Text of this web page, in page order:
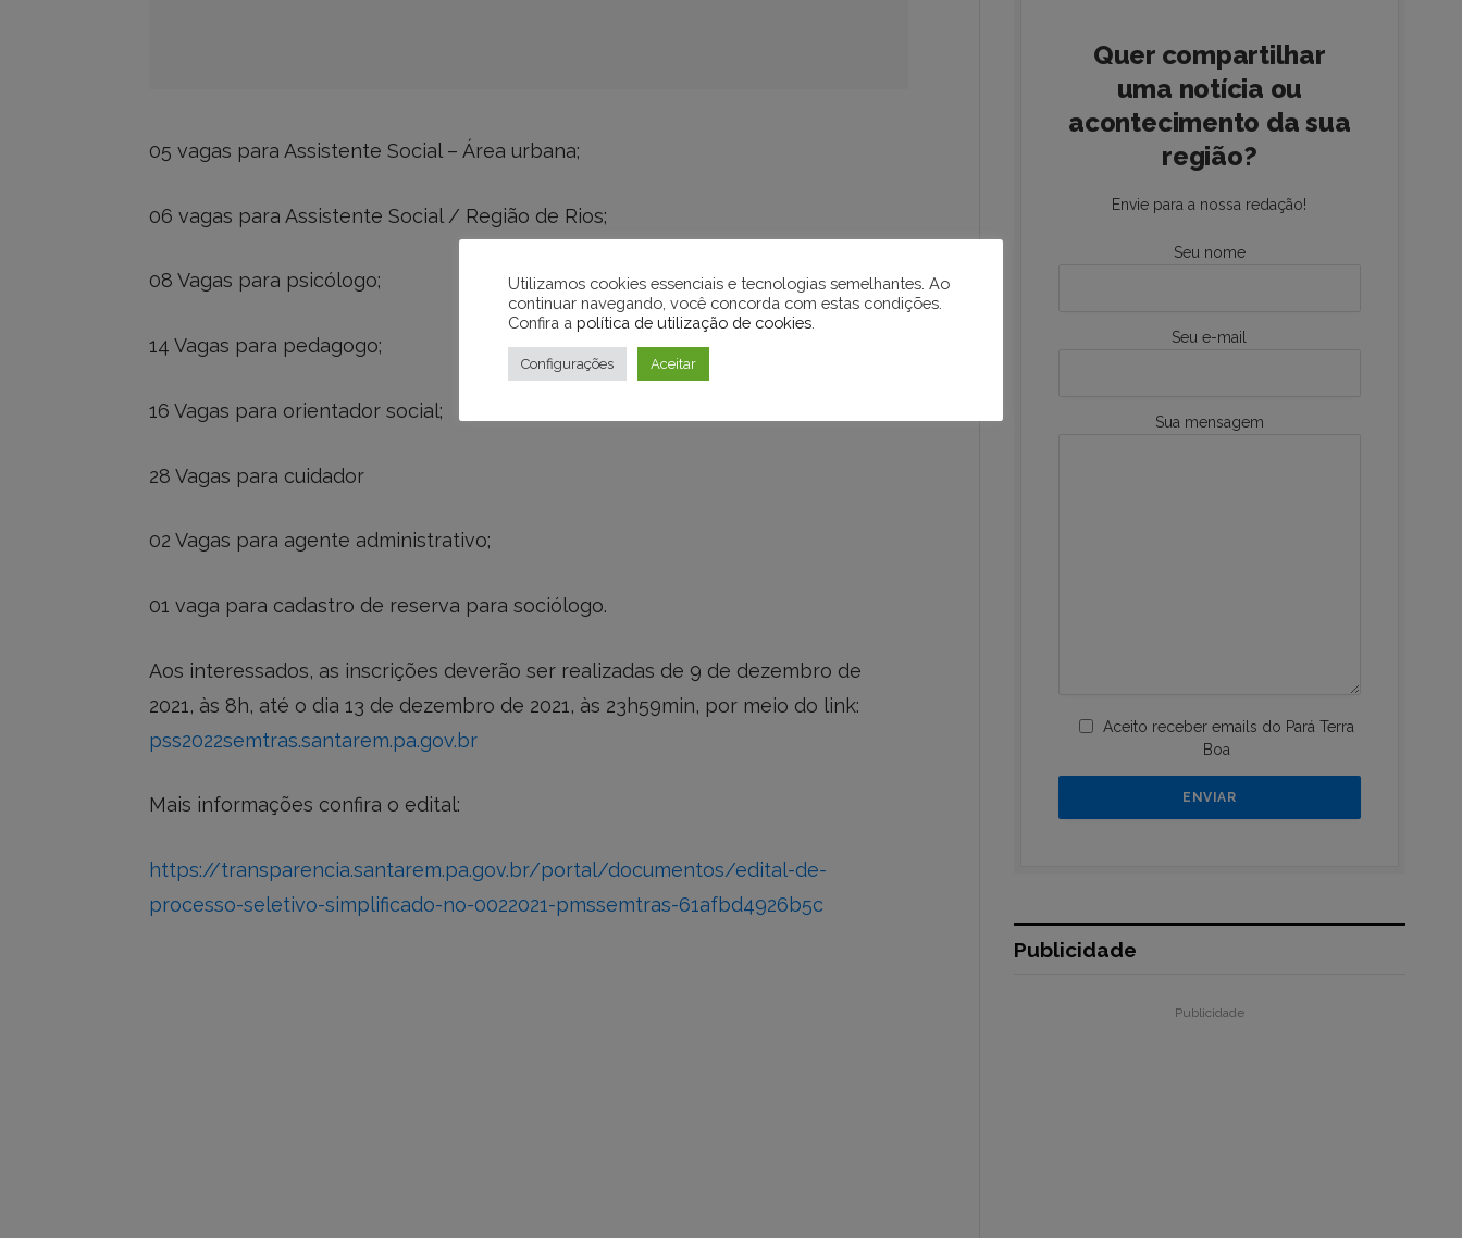
05 vagas para Assistente Social – Área urbana;
06 vagas para Assistente Social / Região de Rios;
08 Vagas para psicólogo;
14 Vagas para pedagogo;
16 Vagas para orientador social;
28 Vagas para cuidador
02 Vagas para agente administrativo;
01 vaga para cadastro de reserva para sociólogo.
Aos interessados, as inscrições deverão ser realizadas de 9 de dezembro de
2021, às 8h, até o dia 13 de dezembro de 2021, às 23h59min, por meio do link:
pss2022semtras.santarem.pa.gov.br
Mais informações confira o edital:
https://transparencia.santarem.pa.gov.br/portal/documentos/edital-de-
processo-seletivo-simplificado-no-0022021-pmssemtras-61afbd4926b5c
Quer compartilhar
uma notícia ou
acontecimento da sua
região?
Envie para a nossa redação!
Seu nome
Seu e-mail
Sua mensagem
Aceito receber emails do Pará Terra
Boa
Publicidade
Publicidade
Utilizamos cookies essenciais e tecnologias semelhantes. Ao
continuar navegando, você concorda com estas condições.
Confira a política de utilização de cookies
Configurações Aceitar